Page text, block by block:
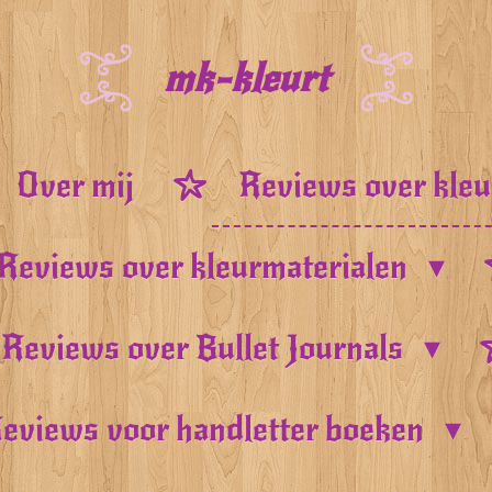
mk-kleurt
Over mij Reviews over
over kleurmaterialen
Reviews over Bullet Journals
voor handletter boeken